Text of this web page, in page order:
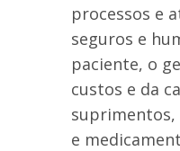
processos e
seguros e
paciente, o
custos e da
e